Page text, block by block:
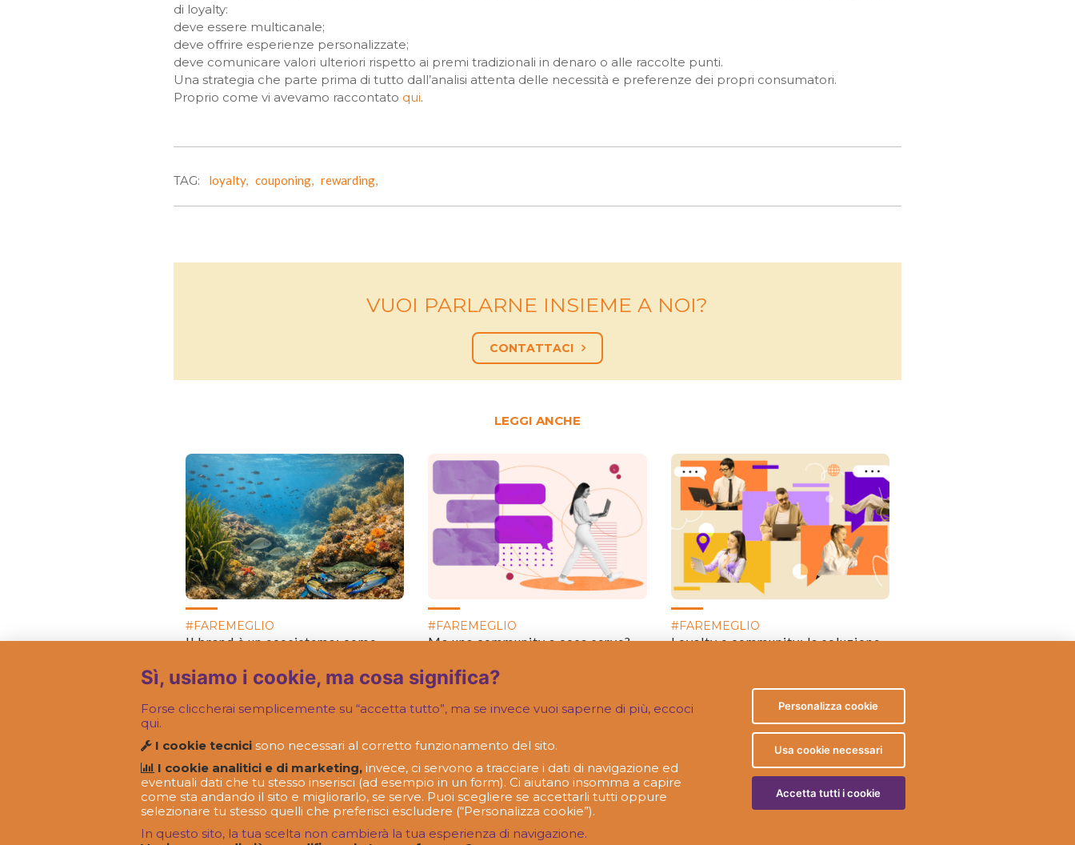
di loyalty:
deve essere multicanale;
deve offrire esperienze personalizzate;
deve comunicare valori ulteriori rispetto ai premi tradizionali in denaro o alle raccolte punti.
Una strategia che parte prima di tutto dall’analisi attenta delle necessità e preferenze dei propri consumatori.
Proprio come vi avevamo raccontato qui.
TAG: loyalty, couponing, rewarding,
VUOI PARLARNE INSIEME A NOI?
CONTATTACI
LEGGI ANCHE
#FAREMEGLIO
Il brand è un ecosistema: come
habitat mutevoli.
#FAREMEGLIO
Ma una community a cosa serve?
#FAREMEGLIO
Loyalty e community: la soluzione
Sì, usiamo i cookie, ma cosa significa?
Forse cliccherai semplicemente su “accetta tutto”, ma se invece vuoi saperne di più, eccoci
qui.
I cookie tecnici sono necessari al corretto funzionamento del sito.
I cookie analitici e di marketing, invece, ci servono a tracciare i dati di navigazione ed
eventuali dati che tu stesso inserisci (ad esempio in un form). Ci aiutano insomma a capire
come sta andando il sito e migliorarlo, se serve. Puoi scegliere se accettarli tutti oppure
selezionare tu stesso quelli che preferisci escludere (“Personalizza cookie”).
In questo sito, la tua scelta non cambierà la tua esperienza di navigazione.
Accetta tutti i cookie
Usa cookie necessari
Personalizza cookie